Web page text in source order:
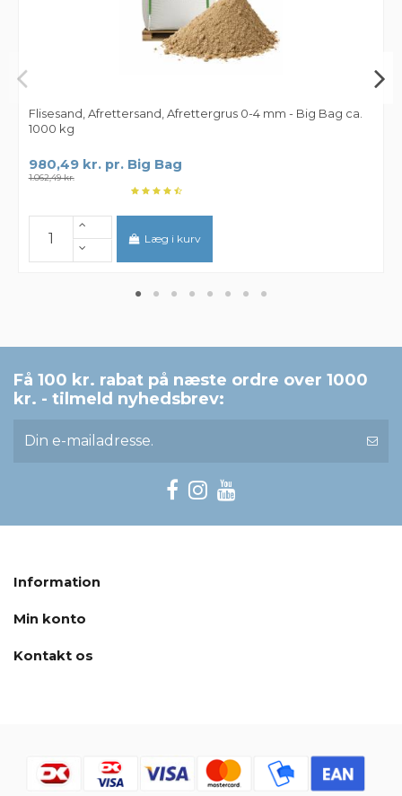
Flisesand, Afrettersand, Afrettergrus 0-4 mm - Big Bag ca.
1000 kg
980,49 kr. pr. Big Bag
1.062,49 kr.
Læg i kurv
Få 100 kr. rabat på næste ordre over 1000
kr. - tilmeld nyhedsbrev:
Information
Min konto
Kontakt os